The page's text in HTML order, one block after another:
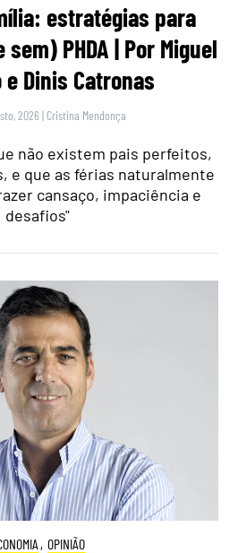
estratégias para
PHDA | Por Miguel
Dinis Catronas
2026 | Cristina Mendonça
não existem pais perfeitos,
e que as férias naturalmente
cansaço, impaciência e
desafios"
, OPINIÃO